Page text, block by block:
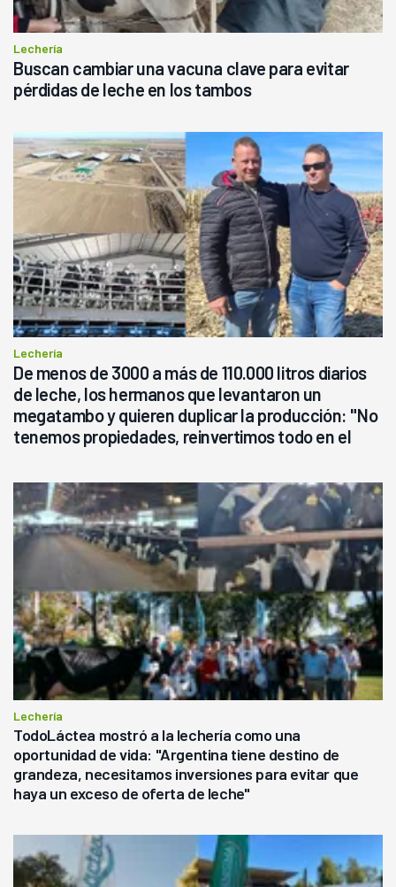
Lechería
Buscan cambiar una vacuna clave para evitar
pérdidas de leche en los tambos
Lechería
De menos de 3000 a más de 110.000 litros diarios
de leche, los hermanos que levantaron un
megatambo y quieren duplicar la producción: "No
tenemos propiedades, reinvertimos todo en el
Lechería
TodoLáctea mostró a la lechería como una
oportunidad de vida: "Argentina tiene destino de
grandeza, necesitamos inversiones para evitar que
haya un exceso de oferta de leche"